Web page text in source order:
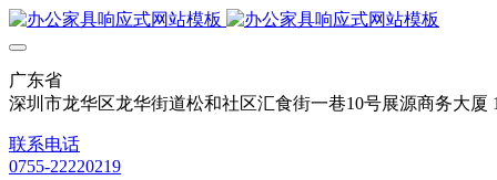
广东省
深圳市龙华区龙华街道松和社区汇食街一巷10号展源商务大厦
联系电话
0755-22220219